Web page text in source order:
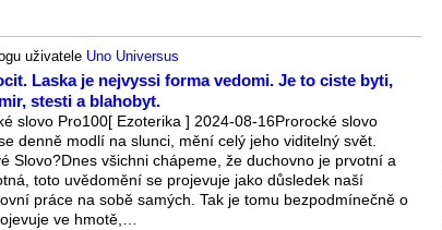
uživatele Uno Universus
Laska je nejvyssi forma vedomi. Je to ciste byti,
stesti a blahobyt.
slovo Pro100[ Ezoterika ] 2024-08-16Prorocké slovo
denně modlí na slunci, mění celý jeho viditelný svět.
Slovo?Dnes všichni chápeme, že duchovno je prvotní a
toto uvědomění se projevuje jako důsledek naší
práce na sobě samých. Tak je tomu bezpodmínečně o
ve hmotě,…